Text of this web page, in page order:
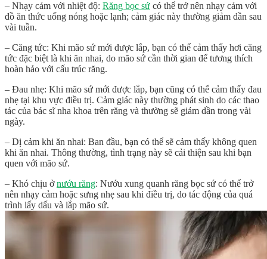
– Nhạy cảm với nhiệt độ: Răng bọc sứ có thể trở nên nhạy cảm với
đồ ăn thức uống nóng hoặc lạnh; cảm giác này thường giảm dần sau
vài tuần.
– Căng tức: Khi mão sứ mới được lắp, bạn có thể cảm thấy hơi căng
tức đặc biệt là khi ăn nhai, do mão sứ cần thời gian để tương thích
hoàn hảo với cấu trúc răng.
– Đau nhẹ: Khi mão sứ mới được lắp, bạn cũng có thể cảm thấy đau
nhẹ tại khu vực điều trị. Cảm giác này thường phát sinh do các thao
tác của bác sĩ nha khoa trên răng và thường sẽ giảm dần trong vài
ngày.
– Dị cảm khi ăn nhai: Ban đầu, bạn có thể sẽ cảm thấy không quen
khi ăn nhai. Thông thường, tình trạng này sẽ cải thiện sau khi bạn
quen với mão sứ.
– Khó chịu ởnướu răng: Nướu xung quanh răng bọc sứ có thể trở
nên nhạy cảm hoặc sưng nhẹ sau khi điều trị, do tác động của quá
trình lấy dấu và lắp mão sứ.